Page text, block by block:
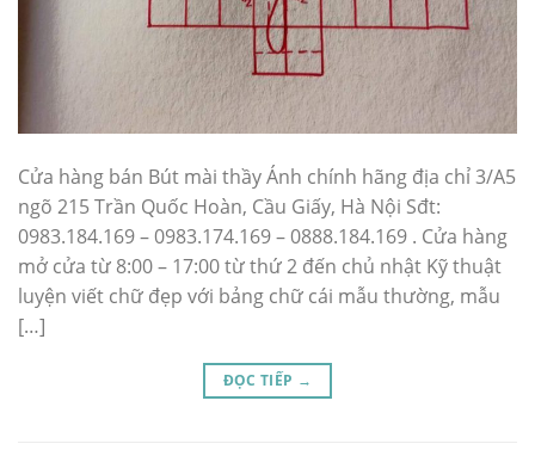
Cửa hàng bán Bút mài thầy Ánh chính hãng địa chỉ 3/A5
ngõ 215 Trần Quốc Hoàn, Cầu Giấy, Hà Nội Sđt:
0983.184.169 – 0983.174.169 – 0888.184.169 . Cửa hàng
mở cửa từ 8:00 – 17:00 từ thứ 2 đến chủ nhật Kỹ thuật
luyện viết chữ đẹp với bảng chữ cái mẫu thường, mẫu
[…]
ĐỌC TIẾP →